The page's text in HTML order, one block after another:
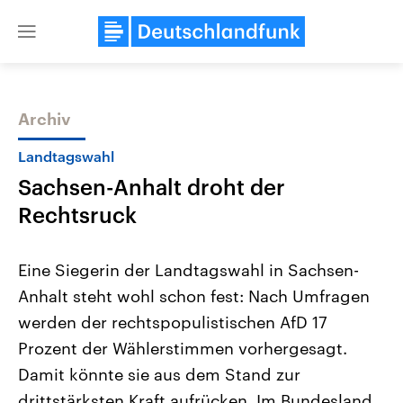
Close
Themen
Landtagswahl Sachsen-Anhalt
2026
Alle Informationen
Sachsen-Anhalt wählt am 6.
September 2026 einen neuen
Landtag. Seit 2021 wird das
Bundesland von einer Koalition aus
USA
Aktuelle Beiträge,
Hintergründe
Wirtschaftlich und
gehören die Vereinigten
den mächtigsten Ländern
mit großem Einfluss auf
Archiv
Landtagswahl
Sachsen-Anhalt droht der
Rechtsruck
Eine Siegerin der Landtagswahl in Sachsen-
Anhalt steht wohl schon fest: Nach Umfragen
werden der rechtspopulistischen AfD 17
Prozent der Wählerstimmen vorhergesagt.
Damit könnte sie aus dem Stand zur